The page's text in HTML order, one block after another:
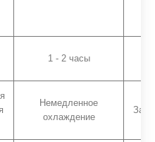
1 - 2 часы
Немедленное
охлаждение